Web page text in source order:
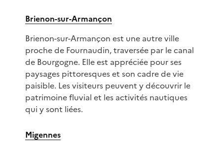
Brienon-sur-Armançon
Brienon-sur-Armançon est une autre ville
proche de Fournaudin, traversée par le canal
de Bourgogne. Elle est appréciée pour ses
paysages pittoresques et son cadre de vie
paisible. Les visiteurs peuvent y découvrir le
patrimoine fluvial et les activités nautiques
qui y sont liées.
Migennes